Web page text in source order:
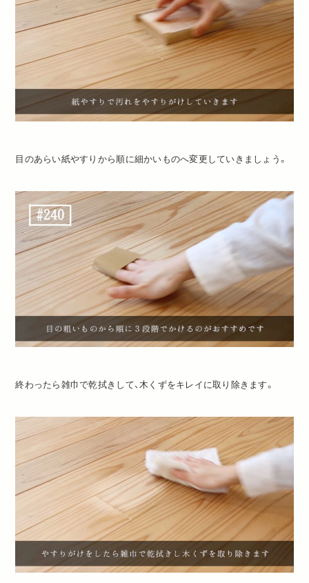
目のあらい紙やすりから順に細かいものへ変更していきましょう。
終わったら雑巾で乾拭きして、木くずをキレイに取り除きます。